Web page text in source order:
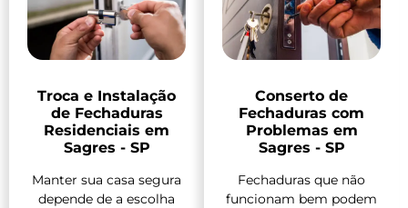
Troca e Instalação
de Fechaduras
Residenciais em
Sagres - SP
Manter sua casa segura
depende de a escolha
Conserto de
Fechaduras com
Problemas em
Sagres - SP
Fechaduras que não
funcionam bem podem